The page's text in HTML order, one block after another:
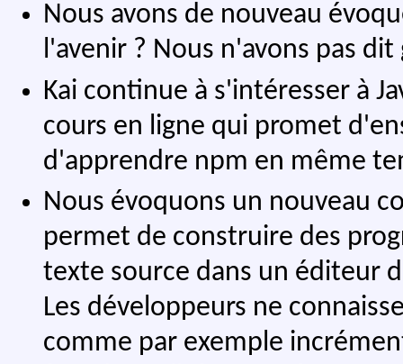
Nous avons de nouveau
l'avenir ? Nous n'avons pas
Kai continue à s'intéresser à
cours en ligne qui promet
d'apprendre npm en même
Nous évoquons un nouveau
permet de construire des
texte source dans un éditeur
Les développeurs ne
comme par exemple